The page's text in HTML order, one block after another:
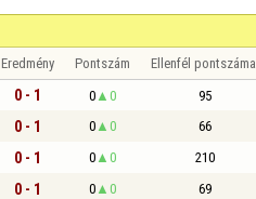
Eredmény Pontszám Ellenfél pontszáma
0 - 1 0 0 95
0 - 1 0 0 66
0 - 1 0 0 210
0 - 1 0 0 69